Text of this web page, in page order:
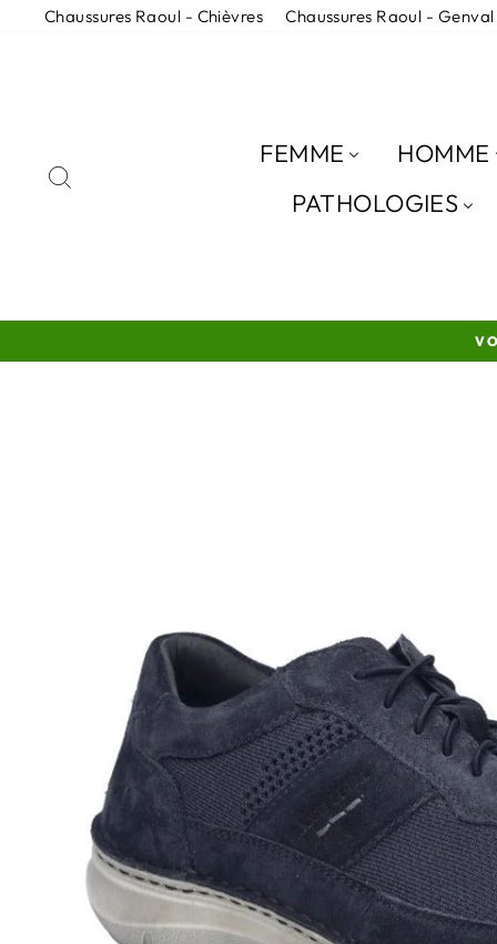
PasserChaussures Raoul - Chièvres Chaussures Raoul - Genval
FEMME
HOMME
PATHOLOGIES